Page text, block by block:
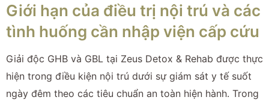
Giới hạn của điều trị nội trú và các
tình huống cần nhập viện cấp cứu
Giải độc GHB và GBL tại Zeus Detox & Rehab được thực
hiện trong điều kiện nội trú dưới sự giám sát y tế suốt
ngày đêm theo các tiêu chuẩn an toàn hiện hành. Trong